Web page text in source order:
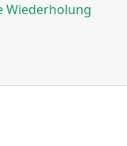
Wiederholung